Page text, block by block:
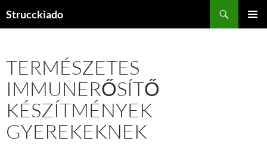
Strucckiado
TERMÉSZETES
IMMUNERŐSÍTŐ
KÉSZÍTMÉNYEK
GYEREKEKNEK